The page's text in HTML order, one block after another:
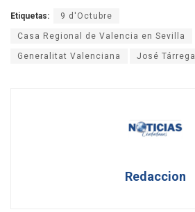
Etiquetas: 9 d'Octubre
Casa Regional de Valencia en Sevilla
Generalitat Valenciana José Tárrega
Redaccion